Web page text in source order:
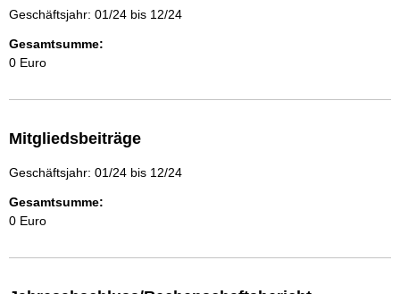
Geschäftsjahr: 01/24 bis 12/24
Gesamtsumme:
0 Euro
Mitgliedsbeiträge
Geschäftsjahr: 01/24 bis 12/24
Gesamtsumme:
0 Euro